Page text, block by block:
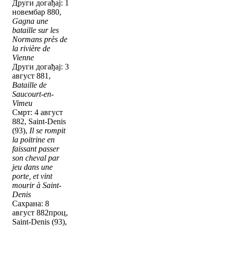
Други догађај: 1
новембар 880,
Gagna une
bataille sur les
Normans près de
la rivière de
Vienne
Други догађај: 3
август 881,
Bataille de
Saucourt-en-
Vimeu
Смрт: 4 август
882, Saint-Denis
(93), Il se rompit
la poitrine en
faissant passer
son cheval par
jeu dans une
porte, et vint
mourir à Saint-
Denis
Сахрана: 8
август 882проц,
Saint-Denis (93),